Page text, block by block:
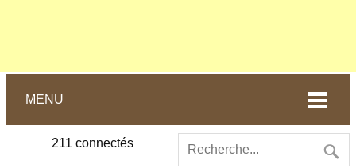
MENU
211 connectés